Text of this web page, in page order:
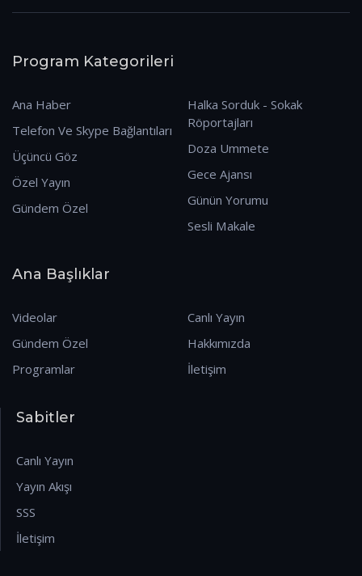
Program Kategorileri
Ana Haber
Telefon Ve Skype Bağlantıları
Üçüncü Göz
Özel Yayın
Gündem Özel
Halka Sorduk - Sokak
Röportajları
Doza Ummete
Gece Ajansı
Günün Yorumu
Sesli Makale
Ana Başlıklar
Videolar
Gündem Özel
Programlar
Canlı Yayın
Hakkımızda
İletişim
Sabitler
Canlı Yayın
Yayın Akışı
SSS
İletişim